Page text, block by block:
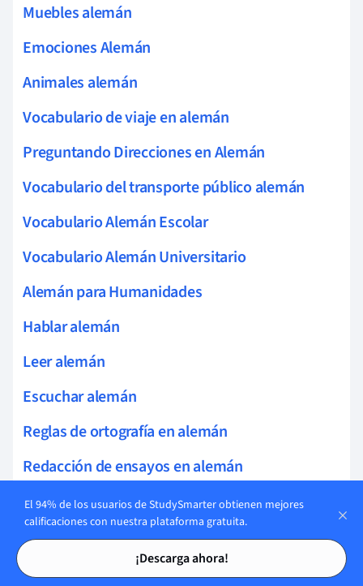
Tarjetas de estudio
Tarjetas de estudio
Muebles alemán
Emociones Alemán
Animales alemán
Vocabulario de viaje en alemán
Preguntando Direcciones en Alemán
Vocabulario del transporte público alemán
Vocabulario Alemán Escolar
Vocabulario Alemán Universitario
Alemán para Humanidades
Hablar alemán
Leer alemán
Escuchar alemán
Reglas de ortografía en alemán
Redacción de ensayos en alemán
Escritura de cartas en alemán
Vocabulario político en alemán
Lenguaje figurado en alemán
El 94% de los usuarios de StudySmarter obtienen mejores
calificaciones con nuestra plataforma gratuita.
¡Descarga ahora!